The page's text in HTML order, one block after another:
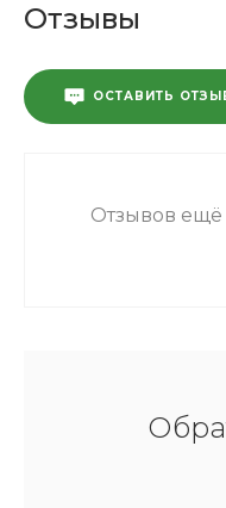
Отзывы
ОСТАВИТЬ
Отзывов ещё